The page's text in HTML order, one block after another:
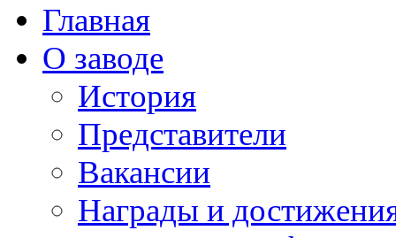
Главная
О заводе
История
Представители
Вакансии
Награды и